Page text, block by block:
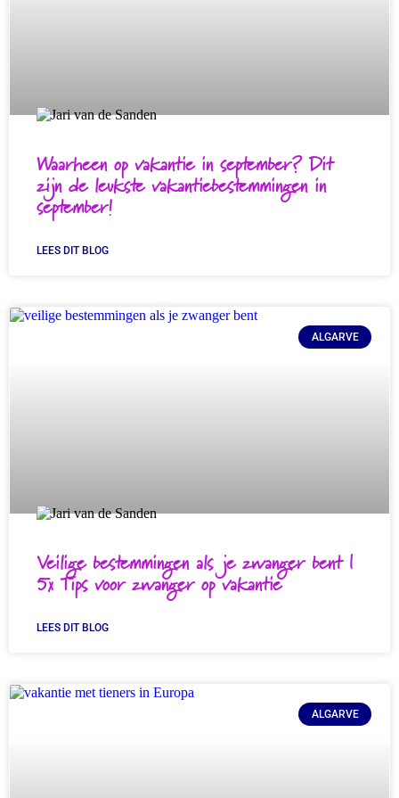
Waarheen op vakantie in september? Dit
zijn de leukste vakantiebestemmingen in
september!
LEES DIT BLOG
ALGARVE
Veilige bestemmingen als je zwanger bent |
5x Tips voor zwanger op vakantie
LEES DIT BLOG
ALGARVE